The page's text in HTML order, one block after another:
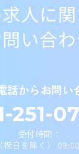
人に
い合
話からお問い
251-
受付時間：
祝日を除く）